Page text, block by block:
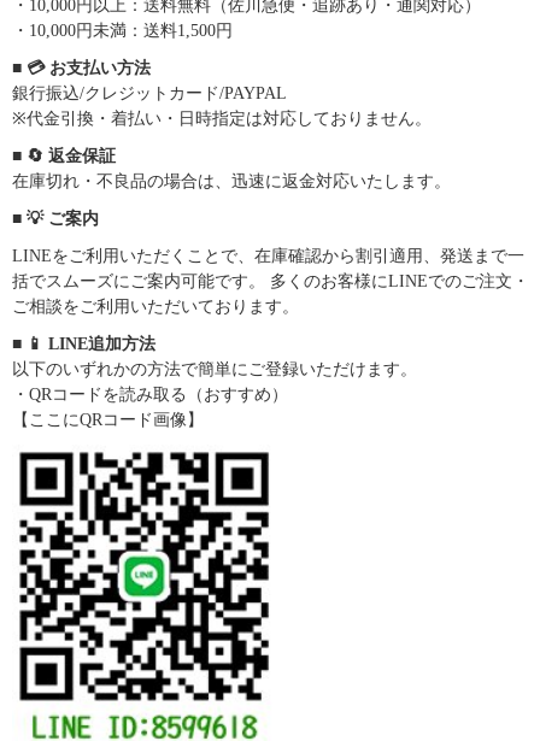
・10,000円以上：送料無料（佐川急便・追跡あり・通関対応）
・10,000円未満：送料1,500円
■ 💳 お支払い方法
銀行振込/クレジットカード/PAYPAL
※代金引換・着払い・日時指定は対応しておりません。
■ 🔄 返金保証
在庫切れ・不良品の場合は、迅速に返金対応いたします。
■ 💡 ご案内
LINEをご利用いただくことで、在庫確認から割引適用、発送まで一
括でスムーズにご案内可能です。 多くのお客様にLINEでのご注文・
ご相談をご利用いただいております。
■ 📱 LINE追加方法
以下のいずれかの方法で簡単にご登録いただけます。
・QRコードを読み取る（おすすめ）
【ここにQRコード画像】